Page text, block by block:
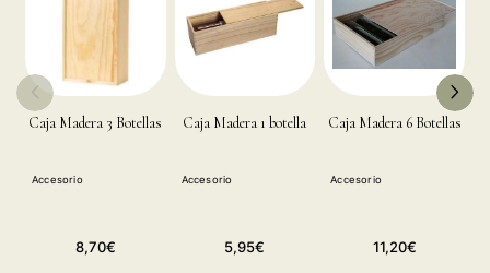
Caja Madera 3 Botellas
Accesorio
Precio
8,70€
Caja Madera 1 botella
Accesorio
Precio
5,95€
Caja Madera 6 Botellas
Accesorio
Precio
11,20€